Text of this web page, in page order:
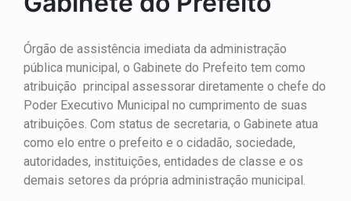
Órgão de assistência imediata da administração
pública municipal, o Gabinete do Prefeito tem como
atribuição principal assessorar diretamente o chefe do
Poder Executivo Municipal no cumprimento de suas
atribuições. Com status de secretaria, o Gabinete atua
como elo entre o prefeito e o cidadão, sociedade,
autoridades, instituições, entidades de classe e os
demais setores da própria administração municipal.